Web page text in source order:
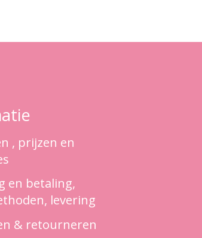
, prijzen en
en betaling,
levering
& retourneren